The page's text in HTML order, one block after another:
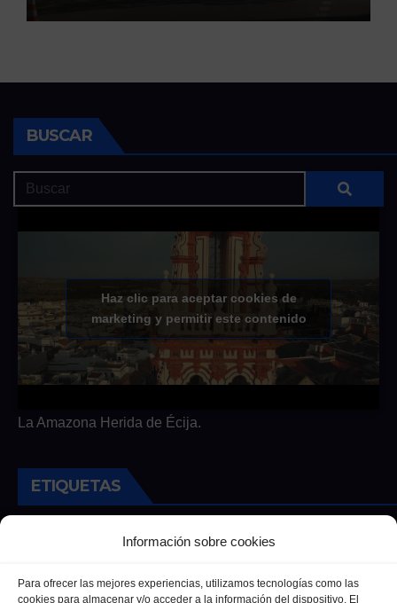
Información sobre cookies
Para ofrecer las mejores experiencias, utilizamos tecnologías como las
cookies para almacenar y/o acceder a la información del dispositivo. El
BUSCAR
Haz clic para aceptar cookies de
marketing y permitir este contenido
La Amazona Herida de Écija.
ETIQUETAS
Andalucía Cultura Deportes